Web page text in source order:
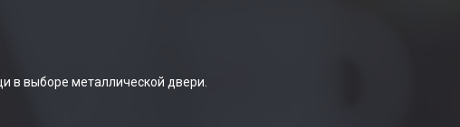
в выборе металлической двери.